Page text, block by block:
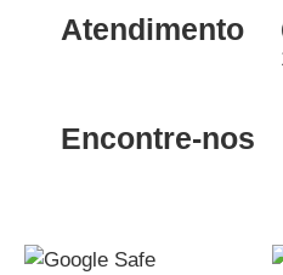
Atendimento
Encontre-nos